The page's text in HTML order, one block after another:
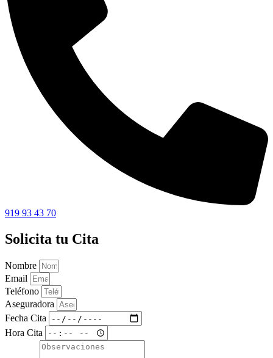
919 93 43 70
Solicita tu Cita
Nombre
Email
Teléfono
Aseguradora
Fecha Cita
Hora Cita